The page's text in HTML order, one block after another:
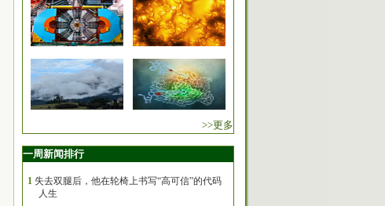
>>更多
一周新闻排行
1 失去双腿后，他在轮椅上书写“高可信”的代码
人生